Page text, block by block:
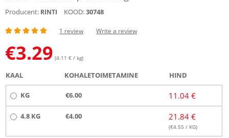
Producent: RINTI KOOD:30748
1 review Write a review
€3.29 (4.11 € / kg)
KAAL KOHALETOIMETAMINE HIND
KG €6.00 11.04 €
4.8 KG €4.00 21.84 €
(€4.55 / KG)